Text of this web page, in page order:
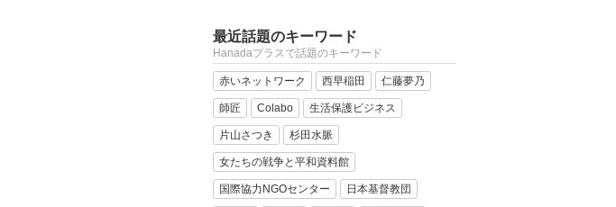
最近話題のキーワード
Hanadaプラスで話題のキーワード
赤いネットワーク 西早稲田 仁藤夢乃
師匠 Colabo 生活保護ビジネス
片山さつき 杉田水脈
女たちの戦争と平和資料館
国際協力NGOセンター 日本基督教団